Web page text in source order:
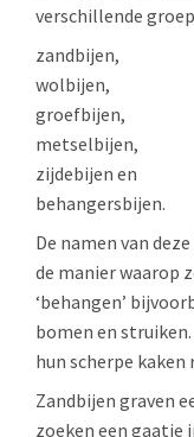
verschillende
zandbijen,
wolbijen,
groefbijen,
metselbijen,
zijdebijen en
behangersbijen.
De namen van
de manier waarop
‘behangen’
bomen en struiken.
hun scherpe kaken
Zandbijen graven
zoeken een gaatje